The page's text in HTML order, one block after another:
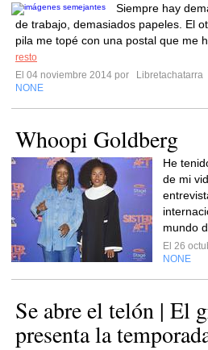
Siempre hay
de trabajo, demasiados papeles. El
pila me topé con una postal que me
resto
El 04 noviembre 2014 por
Libretachatarra
NONE
Whoopi Goldberg
He
de mi
mundo
El 26
NONE
Se abre el telón | El
presenta la